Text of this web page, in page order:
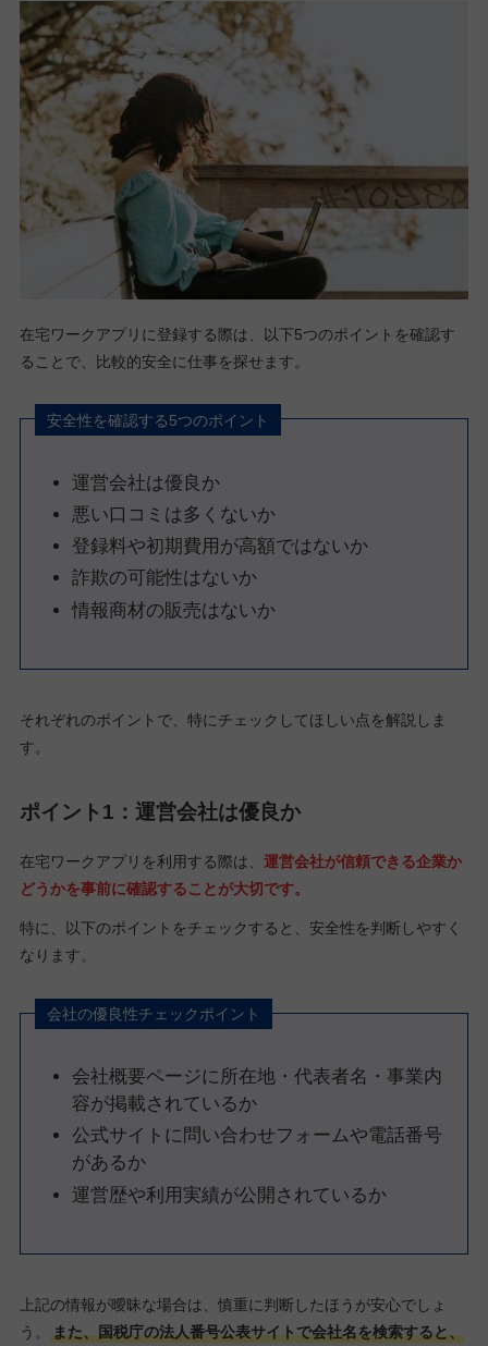
在宅ワークアプリに登録する際は、以下5つのポイントを確認す
ることで、比較的安全に仕事を探せます。
安全性を確認する5つのポイント
運営会社は優良か
悪い口コミは多くないか
登録料や初期費用が高額ではないか
詐欺の可能性はないか
情報商材の販売はないか
それぞれのポイントで、特にチェックしてほしい点を解説しま
す。
ポイント1：運営会社は優良か
在宅ワークアプリを利用する際は、 運営会社が信頼できる企業か
どうかを事前に確認することが大切です。
特に、以下のポイントをチェックすると、安全性を判断しやすく
なります。
会社の優良性チェックポイント
会社概要ページに所在地・代表者名・事業内
容が掲載されているか
公式サイトに問い合わせフォームや電話番号
があるか
運営歴や利用実績が公開されているか
上記の情報が曖昧な場合は、慎重に判断したほうが安心でしょ
う。
また、国税庁の法人番号公表サイトで会社名を検索すると、